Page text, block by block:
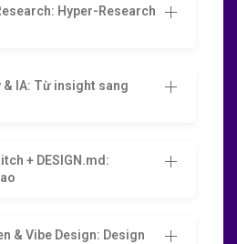
- Nhưng Designer
thế phần còn lại. Bạn đã
Hyper-Research
& IA: Từ insight sang
+ DESIGN.md:
& Vibe Design: Design